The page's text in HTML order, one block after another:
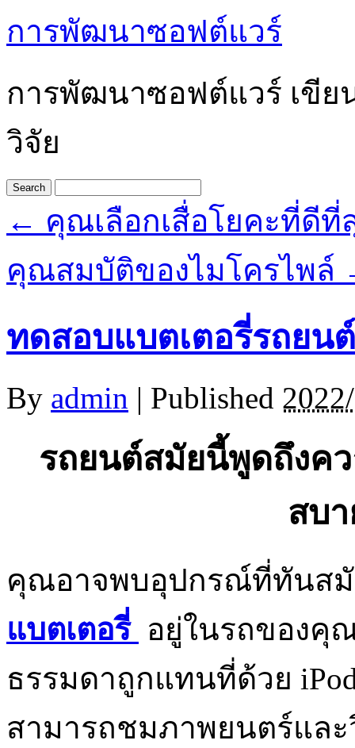
การพัฒนาซอฟต์แวร์
การพัฒนาซอฟต์แวร์ เขีย
วิจัย
← คุณเลือกเสื่อโยคะที่ดีที่
คุณสมบัติของไมโครไพล์
ทดสอบแบตเตอรี่รถยน
By admin | Published
รถยนต์สมัยนี้พูดถึงค
สบ
คุณอาจพบอุปกรณ์ที่ทันส
แบตเตอรี่ อยู่ในรถของคุ
ธรรมดาถูกแทนที่ด้วย
สามารถชมภาพยนตร์แล